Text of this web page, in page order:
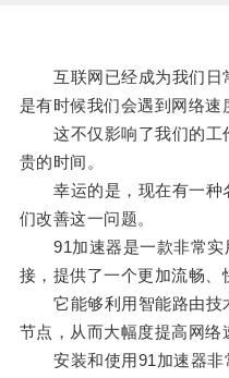
互联网已经成为我们日
是有时候我们会遇到网络速
这不仅影响了我们的工
贵的时间。
幸运的是，现在有一种
们改善这一问题。
91加速器是一款非常实
接，提供了一个更加流畅、
它能够利用智能路由技
节点，从而大幅度提高网络
安装和使用91加速器非